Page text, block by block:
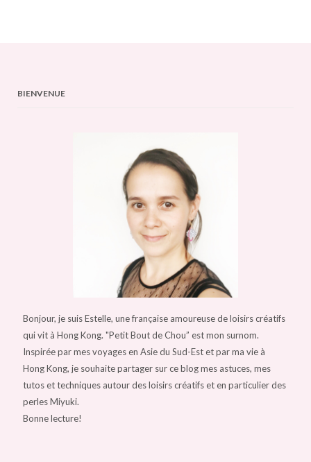
BIENVENUE
Bonjour, je suis Estelle, une française amoureuse de loisirs créatifs
qui vit à Hong Kong. "Petit Bout de Chou” est mon surnom.
Inspirée par mes voyages en Asie du Sud-Est et par ma vie à
Hong Kong, je souhaite partager sur ce blog mes astuces, mes
tutos et techniques autour des loisirs créatifs et en particulier des
perles Miyuki.
Bonne lecture!